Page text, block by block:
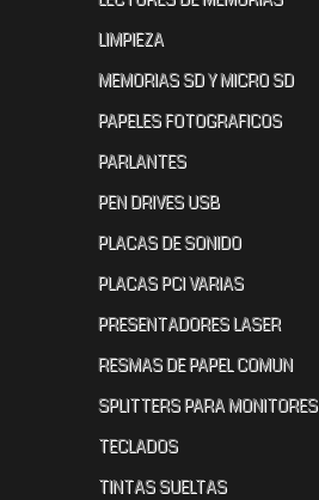
LIMPIEZA
MEMORIAS SD Y MICRO SD
PAPELES FOTOGRAFICOS
PARLANTES
PEN DRIVES USB
PLACAS DE SONIDO
PLACAS PCI VARIAS
PRESENTADORES LASER
RESMAS DE PAPEL COMUN
SPLITTERS PARA MONITORES
TECLADOS
TINTAS SUELTAS